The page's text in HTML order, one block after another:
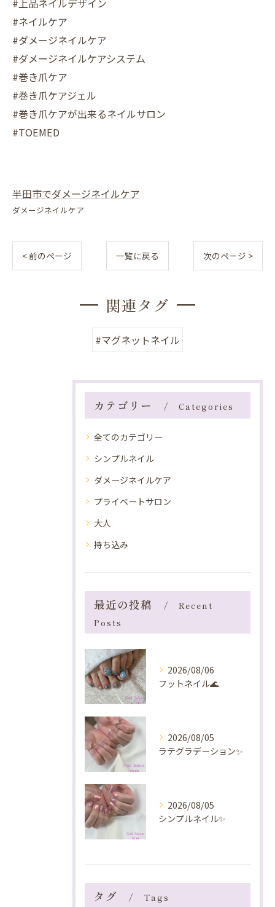
#上品ネイルデザイン
#ネイルケア
#ダメージネイルケア
#ダメージネイルケアシステム
#巻き爪ケア
#巻き爪ケアジェル
#巻き爪ケアが出来るネイルサロン
#TOEMED
半田市でダメージネイルケア
ダメージネイルケア
< 前のページ 一覧に戻る 次のページ >
関連タグ
#マグネットネイル
カテゴリー Categories
全てのカテゴリー
シンプルネイル
ダメージネイルケア
プライベートサロン
大人
持ち込み
最近の投稿
Recent
Posts
2026/08/06
フットネイル🌊
2026/08/05
ラテグラデーション✨️
2026/08/05
シンプルネイル✨️
タグ Tags